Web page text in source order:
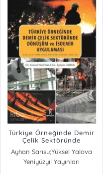
Türkiye Örneğinde Demir
Çelik Sektöründe
Dönüşüm ve İsdemir
Uygulaması; Özleştirme
Bağlamında Dönem
Ayhan Sarısu;Yüksel Yalova
Yeniyüzyıl Yayınları